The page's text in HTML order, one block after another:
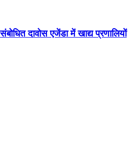
दावोस एजेंडा में खाद्य प्रणालियों